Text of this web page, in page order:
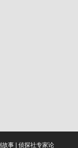
故事| 侦探社专家论